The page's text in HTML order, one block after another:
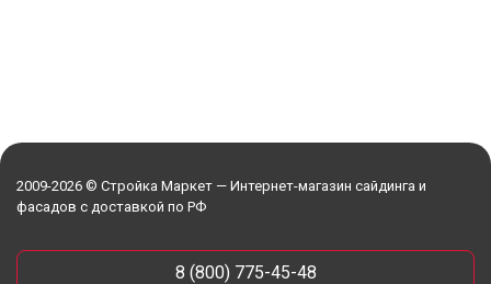
2009-2026 © Стройка Маркет — Интернет-магазин сайдинга и
фасадов с доставкой по РФ
8 (800) 775-45-48